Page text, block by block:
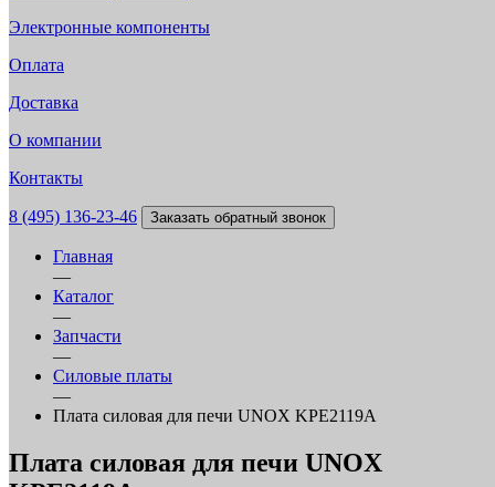
Электронные компоненты
Оплата
Доставка
О компании
Контакты
8 (495) 136-23-46 Заказать обратный звонок
Главная
—
Каталог
—
Запчасти
—
Силовые платы
—
Плата силовая для печи UNOX KPE2119A
Плата силовая для печи UNOX